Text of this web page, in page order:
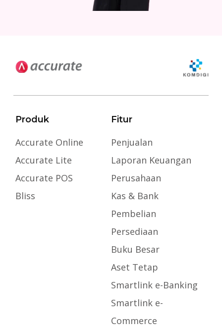
Produk
Accurate Online
Accurate Lite
Accurate POS
Bliss
Fitur
Penjualan
Laporan Keuangan
Perusahaan
Kas & Bank
Pembelian
Persediaan
Buku Besar
Aset Tetap
Smartlink e-Banking
Smartlink e-
Commerce